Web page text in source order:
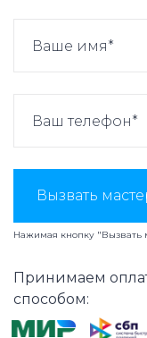
Вызвать
Нажимая кнопку "Вызвать
Принимаем
способом: